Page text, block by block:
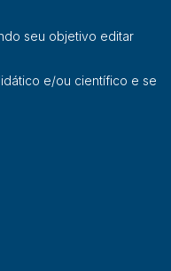
seu objetivo editar
e/ou científico e se